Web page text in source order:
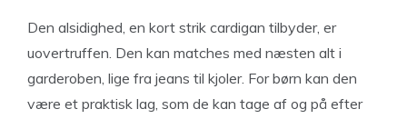
Den alsidighed, en kort strik cardigan tilbyder, er
uovertruffen. Den kan matches med næsten alt i
garderoben, lige fra jeans til kjoler. For børn kan den
være et praktisk lag, som de kan tage af og på efter